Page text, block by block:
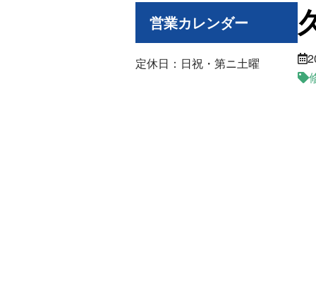
営業カレンダー
定休日：日祝・第ニ土曜